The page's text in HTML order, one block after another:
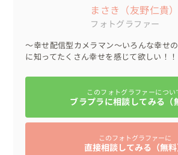
まさき（友野仁貴）
フォトグラファー
〜幸せ配信型カメラマン〜いろんな幸せ
に知ってたくさん幸せを感じて欲しい！！
このフォトグラファーについ
ブラプラに相談してみる（
このフォトグラファーに
直接相談してみる（無料